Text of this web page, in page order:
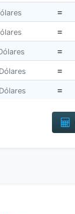
=
=
=
Dólares =
Dólares =